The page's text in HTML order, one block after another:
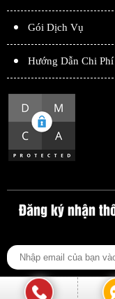
Gói Dịch Vụ
Hướng Dẫn Chi Phí
Đăng ký nhận